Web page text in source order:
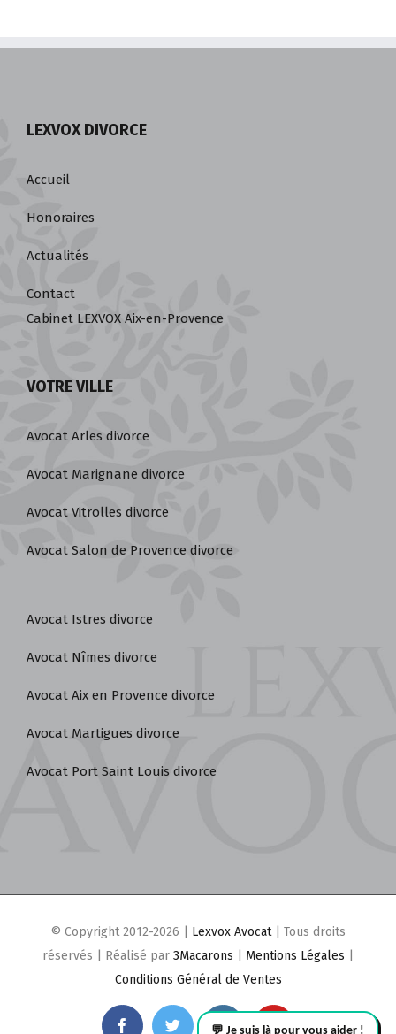
LEXVOX DIVORCE
Accueil
Honoraires
Actualités
Contact
Cabinet LEXVOX Aix-en-Provence
VOTRE VILLE
Avocat Arles divorce
Avocat Marignane divorce
Avocat Vitrolles divorce
Avocat Salon de Provence divorce
Avocat Istres divorce
Avocat Nîmes divorce
Avocat Aix en Provence divorce
Avocat Martigues divorce
Avocat Port Saint Louis divorce
© Copyright 2012-2026 | Lexvox Avocat| Tous droits
réservés | Réalisé par 3Macarons Mentions Légales
Conditions Général de Ventes
facebooktwitter instagramyoutube
💬 Je suis là pour vous aider !